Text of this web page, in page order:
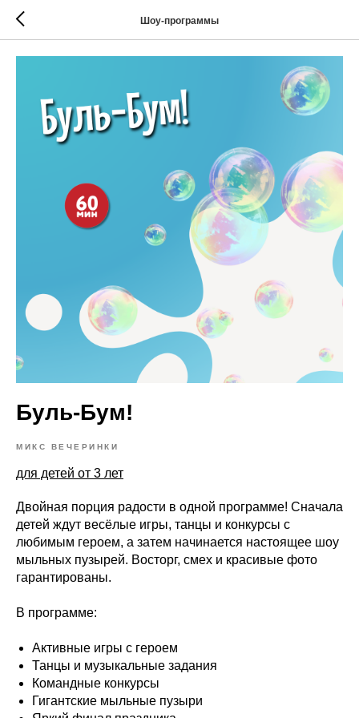
Шоу-программы
Буль-Бум!
МИКС ВЕЧЕРИНКИ
для детей от 3 лет
Двойная порция радости в одной программе! Сначала
детей ждут весёлые игры, танцы и конкурсы с
любимым героем, а затем начинается настоящее шоу
мыльных пузырей. Восторг, смех и красивые фото
гарантированы.
В программе:
Активные игры с героем
Танцы и музыкальные задания
Командные конкурсы
Гигантские мыльные пузыри